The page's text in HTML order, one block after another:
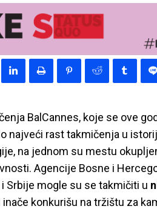
BalCannes, koje se ove
najveći rast takmičenja u
na jednom su mestu
Agencije Bosne i
Srbije mogle su se takmičiti u
konkurišu na tržištu za